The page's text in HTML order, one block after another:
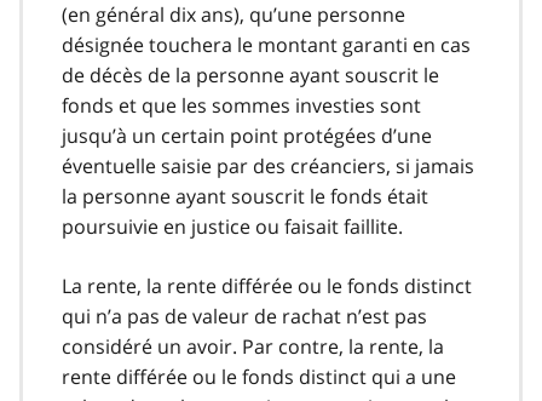
(en général dix ans), qu’une personne
désignée touchera le montant garanti en cas
de décès de la personne ayant souscrit le
fonds et que les sommes investies sont
jusqu’à un certain point protégées d’une
éventuelle saisie par des créanciers, si jamais
la personne ayant souscrit le fonds était
poursuivie en justice ou faisait faillite.
La rente, la rente différée ou le fonds distinct
qui n’a pas de valeur de rachat n’est pas
considéré un avoir. Par contre, la rente, la
rente différée ou le fonds distinct qui a une